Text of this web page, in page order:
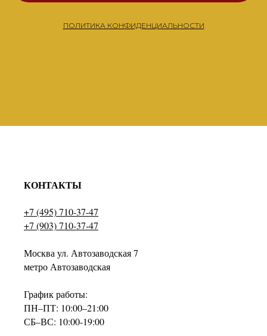
ПОЛИТИКА КОНФИДЕНЦИАЛЬНОСТИ
КОНТАКТЫ
+7 (495) 710-37-47
+7 (903) 710-37-47
Москва ул. Автозаводская 7
метро Автозаводская
График работы:
ПН–ПТ: 10:00–21:00
СБ–ВС: 10:00-19:00